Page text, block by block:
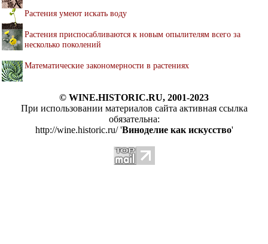
Растения умеют искать воду
Растения приспосабливаются к новым опылителям всего за
несколько поколений
Математические закономерности в растениях
© WINE.HISTORIC.RU, 2001-2023
При использовании материалов сайта активная ссылка
обязательна:
http://wine.historic.ru/ 'Виноделие как искусство'